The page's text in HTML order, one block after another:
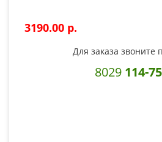
3190.00 p.
Для заказа звоните
8029 114-